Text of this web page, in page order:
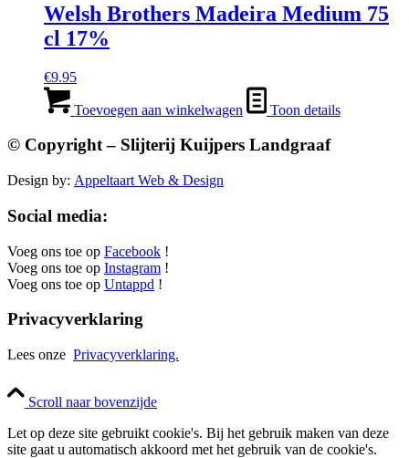
Welsh Brothers Madeira Medium 75
cl 17%
€9.95
Toevoegen aan winkelwagen Toon details
© Copyright – Slijterij Kuijpers Landgraaf
Design by: Appeltaart Web & Design
Social media:
Voeg ons toe op Facebook !
Voeg ons toe op Instagram !
Voeg ons toe op Untappd !
Privacyverklaring
Lees onze Privacyverklaring.
Scroll naar bovenzijde
Let op deze site gebruikt cookie's. Bij het gebruik maken van deze
site gaat u automatisch akkoord met het gebruik van de cookie's.